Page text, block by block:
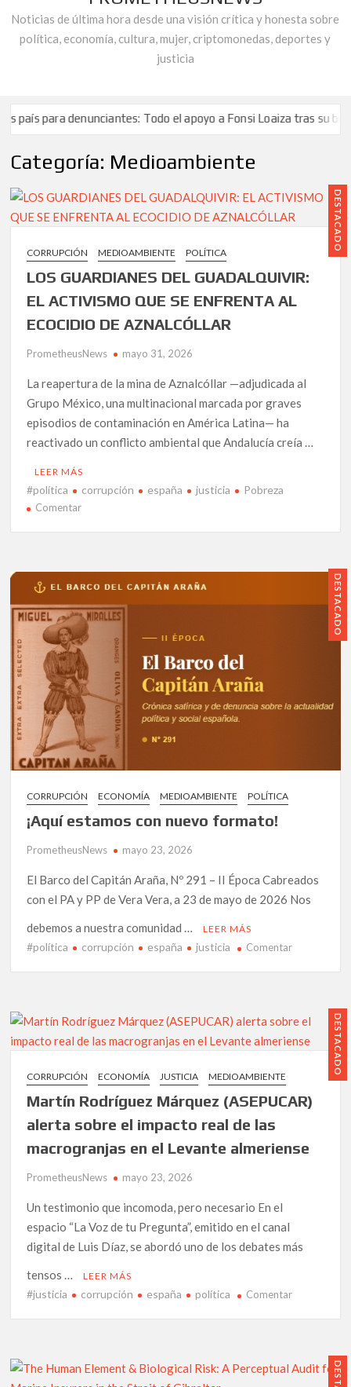
Noticias de última hora desde una visión crítica y honesta sobre
política, economía, cultura, mujer, criptomonedas, deportes y
justicia
denunciantes: Todo el apoyo a Fonsi Loaiza tras su brutal
La asociación «Alianza Contra la Corrupción» responde a
denunciantes: Todo el apoyo a Fonsi Loaiza tras su brutal
de los andaluces.
Entrelazados en la Telaraña de la
La asociación «Alianza Contra la Corrupción» responde a
Categoría: Medioambiente
DESTACADO
CORRUPCIÓN MEDIOAMBIENTE POLÍTICA
LOS GUARDIANES DEL GUADALQUIVIR:
EL ACTIVISMO QUE SE ENFRENTA AL
ECOCIDIO DE AZNALCÓLLAR
PrometheusNews mayo 31, 2026
La reapertura de la mina de Aznalcóllar —adjudicada al
Grupo México, una multinacional marcada por graves
episodios de contaminación en América Latina— ha
reactivado un conflicto ambiental que Andalucía creía …
LEER MÁS
#política corrupción españa justicia Pobreza
Comentaren
GUADALQUIVIR:
EL
ACTIVISMO
QUE
SE
ENFRENTA
AL
ECOCIDIO
DE
AZNALCÓLLAR
DESTACADO
CORRUPCIÓN ECONOMÍA MEDIOAMBIENTE POLÍTICA
¡Aquí estamos con nuevo formato!
PrometheusNews mayo 23, 2026
El Barco del Capitán Araña, Nº 291 – II Época Cabreados
con el PA y PP de Vera Vera, a 23 de mayo de 2026 Nos
debemos a nuestra comunidad …
LEER MÁS
#política corrupción españa justicia Comentaren
nuevo
DESTACADO
CORRUPCIÓN ECONOMÍA JUSTICIA MEDIOAMBIENTE
Martín Rodríguez Márquez (ASEPUCAR)
alerta sobre el impacto real de las
macrogranjas en el Levante almeriense
PrometheusNews mayo 23, 2026
Un testimonio que incomoda, pero necesario En el
espacio “La Voz de tu Pregunta”, emitido en el canal
digital de Luis Díaz, se abordó uno de los debates más
tensos …
LEER MÁS
#justicia corrupción españa política Comentaren
(ASEPUCAR)